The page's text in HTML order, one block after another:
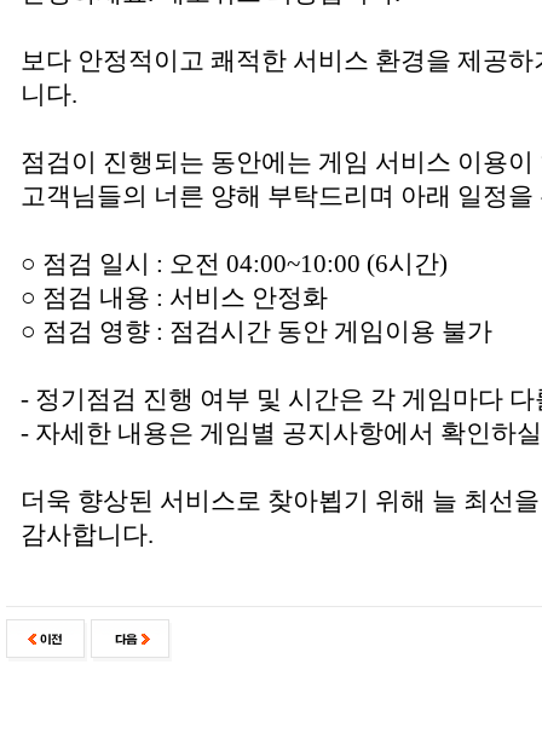
보다 안정적이고 쾌적한 서비스 환경을 제공
니다.
점검이 진행되는 동안에는 게임 서비스 이용
고객님들의 너른 양해 부탁드리며 아래 일정
○ 점검 일시 : 오전 04:00~10:00 (6시간)
○ 점검 내용 : 서비스 안정화
○ 점검 영향 : 점검시간 동안 게임이용 불가
- 정기점검 진행 여부 및 시간은 각 게임마다
- 자세한 내용은 게임별 공지사항에서 확인하
더욱 향상된 서비스로 찾아뵙기 위해 늘 최선
감사합니다.